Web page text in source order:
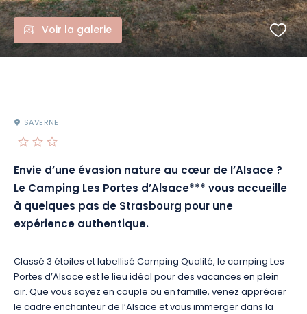
Voir la galerie
SAVERNE
Envie d’une évasion nature au cœur de l’Alsace ?
Le Camping Les Portes d’Alsace*** vous accueille
à quelques pas de Strasbourg pour une
expérience authentique.
Classé 3 étoiles et labellisé Camping Qualité, le camping Les
Portes d’Alsace est le lieu idéal pour des vacances en plein
air. Que vous soyez en couple ou en famille, venez apprécier
le cadre enchanteur de l’Alsace et vous immerger dans la